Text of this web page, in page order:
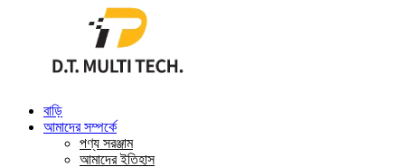
বাড়ি
আমাদের সম্পর্কে
পণ্য সরঞ্জাম
আমাদের ইতিহাস